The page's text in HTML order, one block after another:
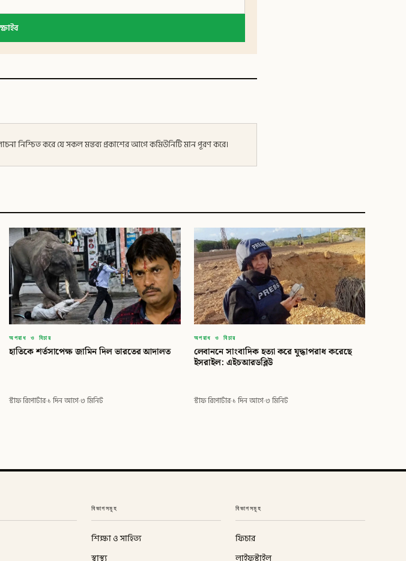
নিশ্চিত করে যে সকল মন্তব্য প্রকাশের আগে কমিউনিটি মান পূরণ করে।
অপরাধ ও বিচার
হাতিকে শর্তসাপেক্ষ জামিন দিল ভারতের আদালত
স্টাফ রিপোর্টার·১ দিন আগে·৩ মিনিট
অপরাধ ও বিচার
লেবাননে সাংবাদিক হত্যা করে যুদ্ধাপরাধ করেছে
ইসরাইল: এইচআরডব্লিউ
স্টাফ রিপোর্টার·১ দিন আগে·৩ মিনিট
বিভাগসমূহ
শিক্ষা ও সাহিত্য
বিভাগসমূহ
ফিচার